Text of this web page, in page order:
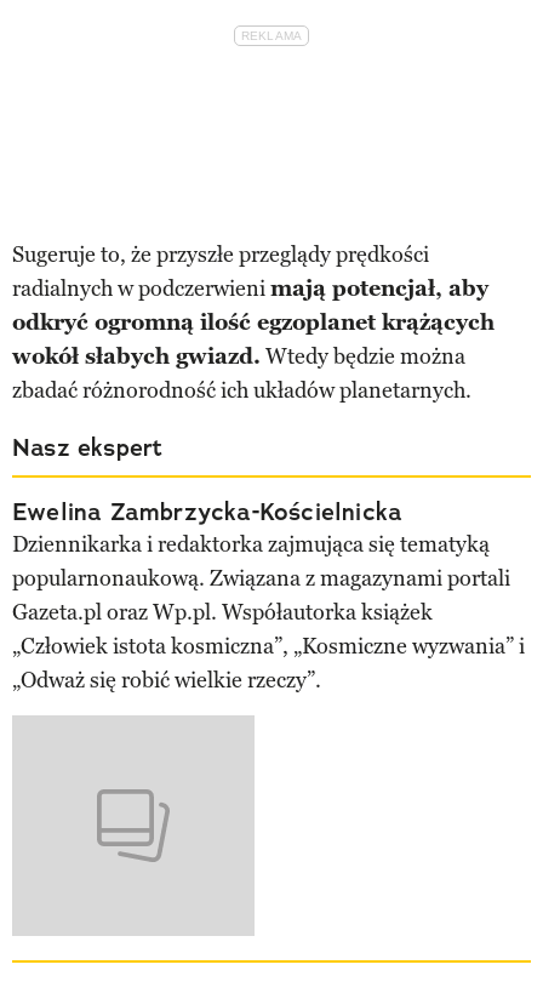
Sugeruje to, że przyszłe przeglądy prędkości
radialnych w podczerwienimają potencjał, aby
odkryć ogromną ilość egzoplanet krążących
wokół słabych gwiazd. Wtedy będzie można
zbadać różnorodność ich układów planetarnych.
Nasz ekspert
Ewelina Zambrzycka-Kościelnicka
Dziennikarka i redaktorka zajmująca się tematyką
popularnonaukową. Związana z magazynami portali
Gazeta.pl oraz Wp.pl. Współautorka książek
„Człowiek istota kosmiczna”, „Kosmiczne wyzwania” i
„Odważ się robić wielkie rzeczy”.